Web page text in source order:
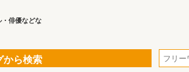
俳優などな
から検索